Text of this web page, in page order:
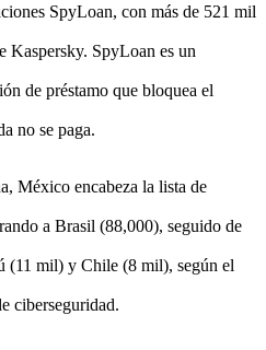
SpyLoan, con más de 521 mil
Kaspersky. SpyLoan es un
de préstamo que bloquea el
no se paga.
México encabeza la lista de
a Brasil (88,000), seguido de
(11 mil) y Chile (8 mil), según el
ciberseguridad.